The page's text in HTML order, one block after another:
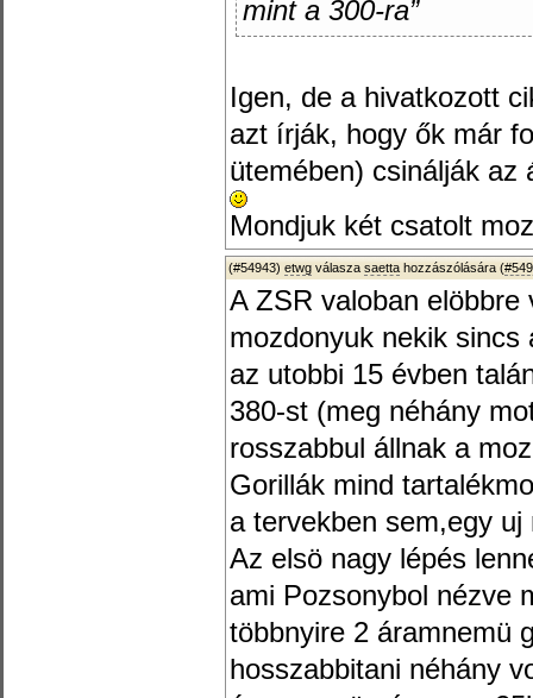
mint a 300-ra”
Igen, de a hivatkozott
azt írják, hogy ők már
ütemében) csinálják az
Mondjuk két csatolt
(#54943) etwg válasza saetta hozzászólására (
A ZSR valoban
mozdonyuk nekik
az utobbi 15 évben
380-st (meg néhány
rosszabbul állnak a
Gorillák mind
a tervekben sem,egy
Az elsö nagy lépés
ami Pozsonybol nézve
többnyire 2 áramnemü
hosszabbitani néhány